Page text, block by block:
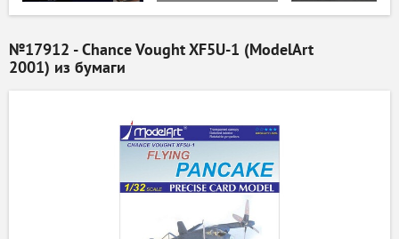
№17912 - Chance Vought XF5U-1 (ModelArt
2001) из бумаги